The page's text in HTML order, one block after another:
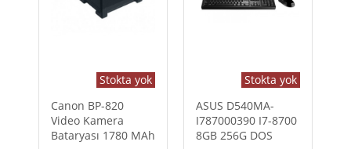
Stokta yok
Canon BP-820
Video Kamera
Bataryası 1780 MAh
Stokta yok
ASUS D540MA-
I787000390 I7-8700
8GB 256G DOS